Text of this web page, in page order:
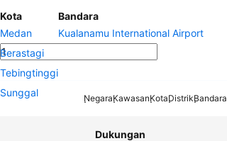
Kota
Medan
Berastagi
Tebingtinggi
Sunggal
Bandara
Kualanamu International Airport
NegaraKawasanKotaDistrikBandara
Dukungan